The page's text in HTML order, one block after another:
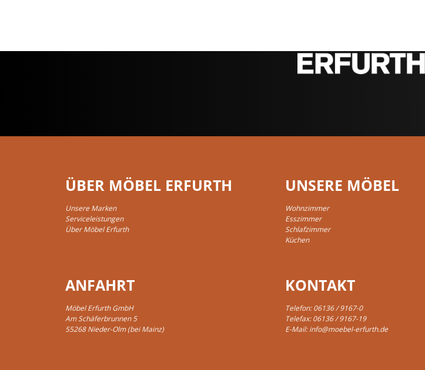
ÜBER MÖBEL ERFURTH
Unsere Marken
Serviceleistungen
Über Möbel Erfurth
UNSERE MÖBEL
Wohnzimmer
Esszimmer
Schlafzimmer
Küchen
ANFAHRT
Möbel Erfurth GmbH
Am Schäferbrunnen 5
55268 Nieder-Olm (bei Mainz)
KONTAKT
Telefon:06136 / 9167-0
Telefax: 06136 / 9167-19
E-Mail:info@moebel-erfurth.de